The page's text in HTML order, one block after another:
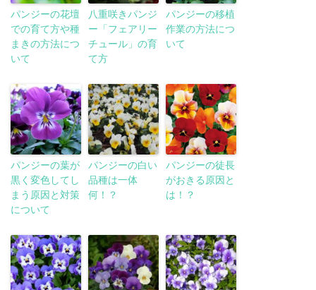
パンジーの花壇
での育て方や種
まきの方法につ
いて
八重咲きパンジ
ー「フェアリー
チュール」の育
て方
パンジーの移植
作業の方法につ
いて
パンジーの葉が
黒く変色してし
まう原因と対策
について
パンジーの白い
品種は一体
何！？
パンジーの徒長
がおきる原因と
は！？